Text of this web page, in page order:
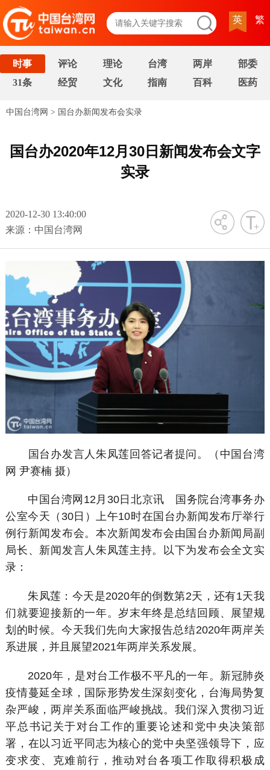
英 繁
时事 评论 理论 台湾 两岸
部委
31条
经贸 文化 指南 百科 医药
中国台湾网 > 国台办新闻发布会实录
国台办2020年12月30日新闻发布会文字
实录
2020-12-30 13:40:00
来源：中国台湾网
字号
国台办发言人朱凤莲回答记者提问。（中国台湾
网 尹赛楠 摄）
中国台湾网12月30日北京讯 国务院台湾事务办
公室今天（30日）上午10时在国台办新闻发布厅举行
例行新闻发布会。本次新闻发布会由国台办新闻局副
局长、新闻发言人朱凤莲主持。以下为发布会全文实
录：
朱凤莲：今天是2020年的倒数第2天，还有1天我
们就要迎接新的一年。岁末年终是总结回顾、展望规
划的时候。今天我们先向大家报告总结2020年两岸关
系进展，并且展望2021年两岸关系发展。
2020年，是对台工作极不平凡的一年。新冠肺炎
疫情蔓延全球，国际形势发生深刻变化，台海局势复
杂严峻，两岸关系面临严峻挑战。我们深入贯彻习近
平总书记关于对台工作的重要论述和党中央决策部
署，在以习近平同志为核心的党中央坚强领导下，应
变求变、克难前行，推动对台各项工作取得积极成